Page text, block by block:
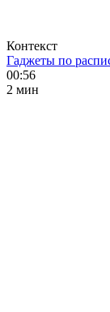
Контекст
Гаджеты по
00:56
2 мин